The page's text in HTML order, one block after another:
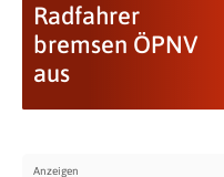
Radfahrer
bremsen ÖPNV
aus